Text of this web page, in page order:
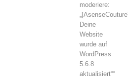
moderiere:
Deine
Website
wurde auf
WordPress
5.6.8
aktualisiert““